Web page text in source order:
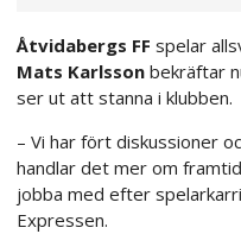
Åtvidabergs FF spelar
Mats Karlsson bekräftar
ser ut att stanna i klubben.
– Vi har fört diskussioner
handlar det mer om
jobba med efter
Expressen.